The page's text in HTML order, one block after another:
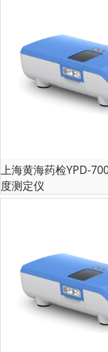
上海黄海药检YPD-
度测定仪